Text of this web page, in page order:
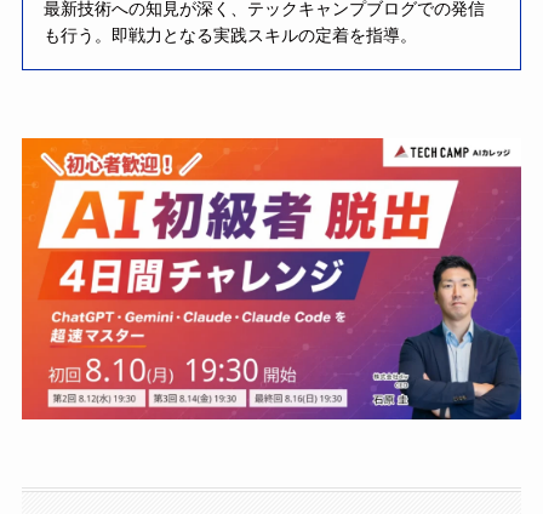
最新技術への知見が深く、テックキャンプブログでの発信
も行う。即戦力となる実践スキルの定着を指導。